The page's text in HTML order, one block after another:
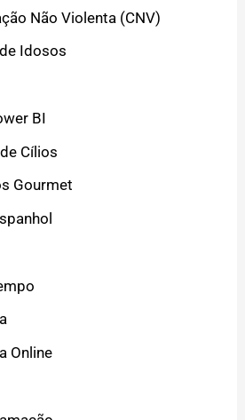
Não Violenta (CNV)
Idosos
BI
Cílios
Gourmet
Online